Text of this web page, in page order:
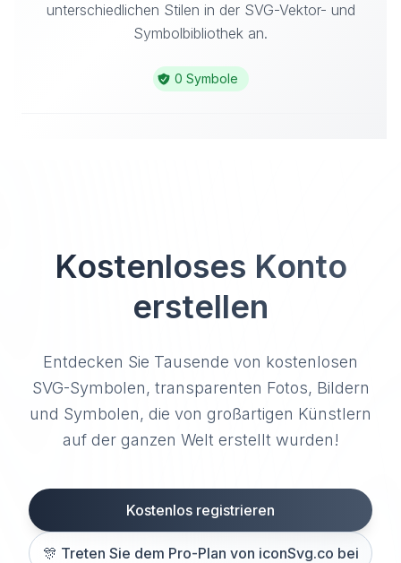
unterschiedlichen Stilen in der SVG-Vektor- und
Symbolbibliothek an.
0 Symbole
Kostenloses Konto
erstellen
Entdecken Sie Tausende von kostenlosen
SVG-Symbolen, transparenten Fotos, Bildern
und Symbolen, die von großartigen Künstlern
auf der ganzen Welt erstellt wurden!
Kostenlos registrieren
🎊 Treten Sie dem Pro-Plan von iconSvg.co bei